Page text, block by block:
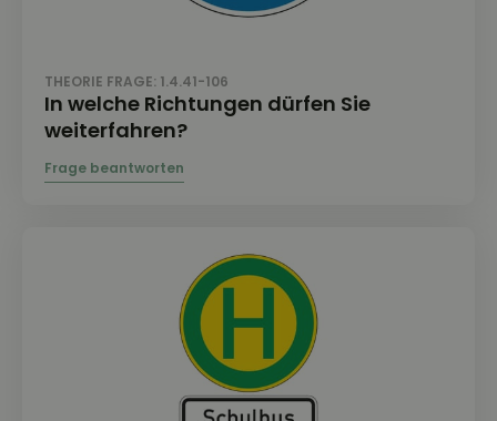
THEORIE FRAGE: 1.4.41-106
In welche Richtungen dürfen Sie
weiterfahren?